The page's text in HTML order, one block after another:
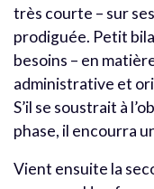
très courte – sur
prodiguée. Petit
besoins – en
administrative et
S’il se soustrait à
phase, il encourra
Vient ensuite la